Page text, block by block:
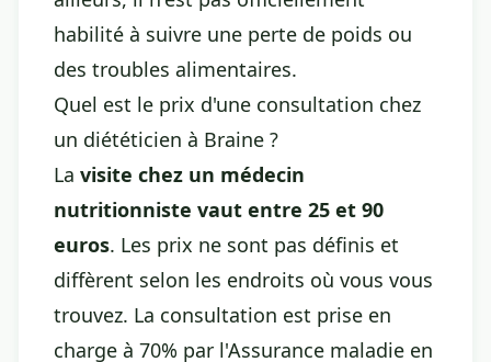
habilité à suivre une perte de poids ou
des troubles alimentaires.
Quel est le prix d'une consultation chez
un diététicien à Braine ?
La visite chez un médecin
nutritionniste vaut entre 25 et 90
euros. Les prix ne sont pas définis et
diffèrent selon les endroits où vous vous
trouvez. La consultation est prise en
charge à 70% par l'Assurance maladie en